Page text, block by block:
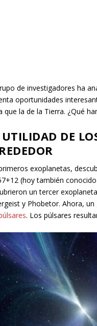
de investigadores ha
oportunidades
que la de la Tierra. ¿Qué
DE
exoplanetas,
(hoy también
un tercer
y Phobetor. Ahora,
. Los púlsares